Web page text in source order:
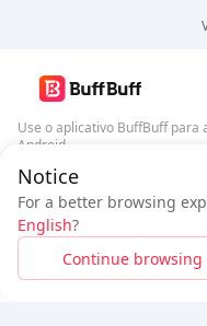
A pagar
Economizou$0.07
$1.01
Faça loginparaganhar
Notice
For a better browsing
English?
Continue browsing
Use o aplicativo BuffBuff
Android
Siga-nos